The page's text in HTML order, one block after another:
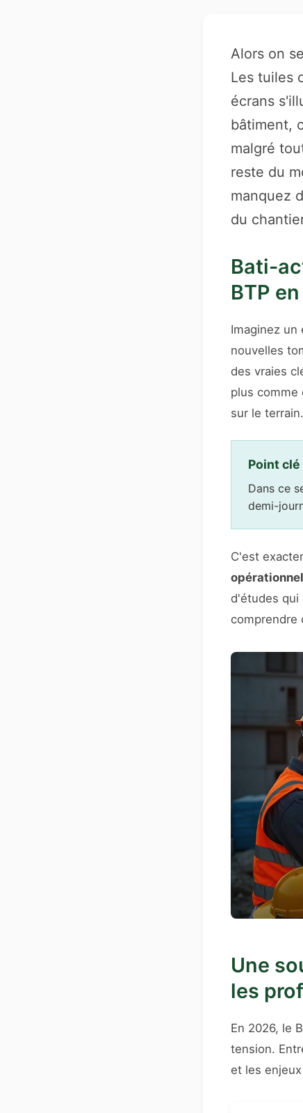
Alors on
Les tuiles
écrans
bâtiment,
malgré
reste du
manquez
du
Bati-
BTP
Imaginez
nouvelles
des vraies
plus comme
sur le terrain.
Point clé
Dans ce
demi-
C'est
d'études qui
comprendre
Une
les
En 2026, le
tension.
et les